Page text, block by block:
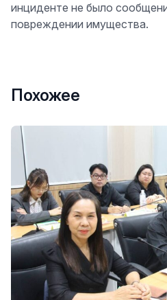
инциденте не было
повреждении имущества.
Похожее